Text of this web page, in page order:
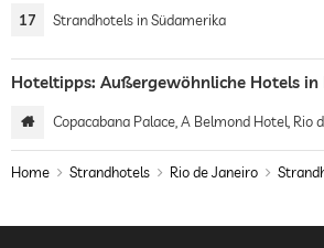
17 Strandhotels in Südamerika
Hoteltipps: Außergewöhnliche Hotels in
Copacabana Palace, A Belmond Hotel, Rio
Home Strandhotels Rio de Janeiro